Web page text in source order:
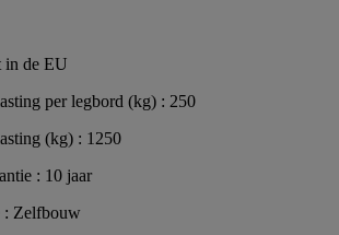
in de EU
per legbord (kg) : 250
(kg) : 1250
: 10 jaar
: Zelfbouw